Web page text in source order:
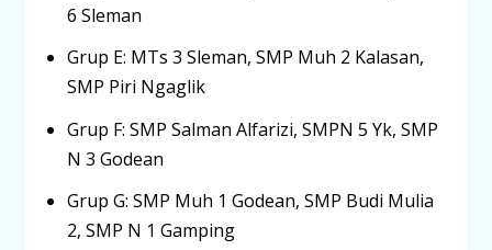
6 Sleman
Grup E: MTs 3 Sleman, SMP Muh 2 Kalasan,
SMP Piri Ngaglik
Grup F: SMP Salman Alfarizi, SMPN 5 Yk, SMP
N 3 Godean
Grup G: SMP Muh 1 Godean, SMP Budi Mulia
2, SMP N 1 Gamping